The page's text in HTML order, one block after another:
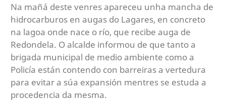
Na mañá deste venres apareceu unha mancha de
hidrocarburos en augas do Lagares, en concreto
na lagoa onde nace o río, que recibe auga de
Redondela. O alcalde informou de que tanto a
brigada municipal de medio ambiente como a
Policía están contendo con barreiras a vertedura
para evitar a súa expansión mentres se estuda a
procedencia da mesma.